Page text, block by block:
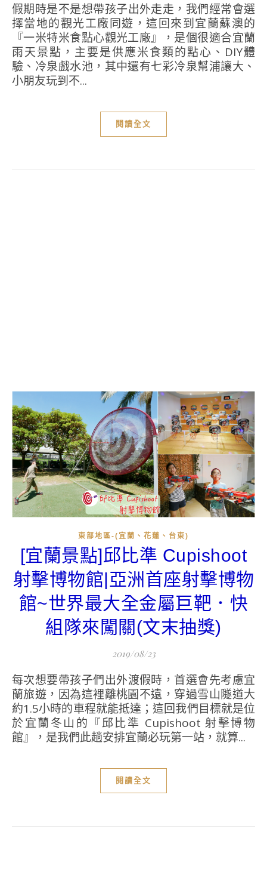
假期時是不是想帶孩子出外走走，我們經常會選
擇當地的觀光工廠同遊，這回來到宜蘭蘇澳的
『一米特米食點心觀光工廠』，是個很適合宜蘭
雨天景點，主要是供應米食類的點心、DIY體
驗、冷泉戲水池，其中還有七彩冷泉幫浦讓大、
小朋友玩到不...
閱讀全文
東部地區-(宜蘭、花蓮、台東)
[宜蘭景點]邱比準 Cupishoot
射擊博物館|亞洲首座射擊博物
館~世界最大全金屬巨靶．快
組隊來闖關(文末抽獎)
2019/08/23
每次想要帶孩子們出外渡假時，首選會先考慮宜
蘭旅遊，因為這裡離桃園不遠，穿過雪山隧道大
約1.5小時的車程就能抵達；這回我們目標就是位
於宜蘭冬山的『邱比準 Cupishoot 射擊博物
館』，是我們此趟安排宜蘭必玩第一站，就算...
閱讀全文